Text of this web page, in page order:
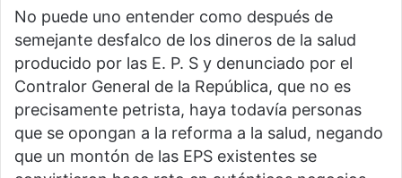
No puede uno entender como después de
semejante desfalco de los dineros de la salud
producido por las E. P. S y denunciado por el
Contralor General de la República, que no es
precisamente petrista, haya todavía personas
que se opongan a la reforma a la salud, negando
que un montón de las EPS existentes se